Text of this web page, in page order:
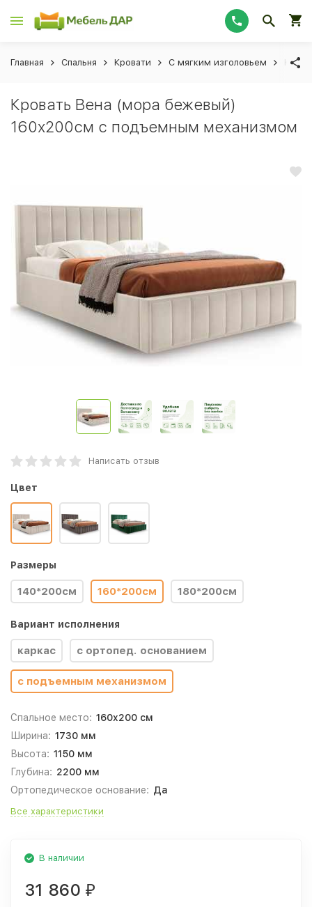
Главная Спальня Кровати С мягким изголовьем
Кровать Вена (мора бежевый)
160x200см с подъемным механизмом
Написать отзыв
Цвет
Размеры
140*200см 160*200см 180*200см
Вариант исполнения
каркас с ортопед. основанием
с подъемным механизмом
Спальное место: 160x200 см
Ширина: 1730 мм
Высота: 1150 мм
Глубина: 2200 мм
Ортопедическое основание: Да
Все характеристики
В наличии
31 860 ₽